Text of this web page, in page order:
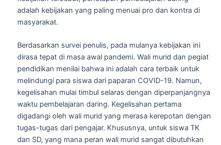
adalah kebijakan yang paling menuai pro dan kontra di
masyarakat.
Berdasarkan survei penulis, pada mulanya kebijakan ini
dirasa tepat di masa awal pandemi. Wali murid dan pegiat
pendidikan menilai bahwa ini adalah cara terbaik untuk
melindungi para siswa dari paparan COVID-19. Namun,
kegelisahan mulai timbul selaras dengan diperpanjangnya
waktu pembelajaran daring. Kegelisahan pertama
digadangi oleh wali murid yang merasa kerepotan dengan
tugas-tugas dari pengajar. Khususnya, untuk siswa TK
dan SD, yang mana peran wali murid sangat dibutuhkan